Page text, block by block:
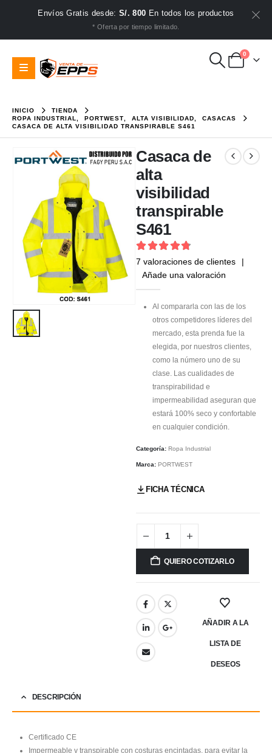
Envíos Gratis desde:S/. 800 En todos los productos
* Oferta por tiempo limitado.
0
INICIO
TIENDA
ROPA INDUSTRIAL
PORTWEST ALTA VISIBILIDAD
CASACAS
CASACA DE ALTA VISIBILIDAD TRANSPIRABLE S461
Casaca de
alta
visibilidad
transpirable
S461
4.86out of 5
7 valoraciones de clientes
|
Añade una valoración
Al compararla con las de los
otros competidores líderes del
mercado, esta prenda fue la
elegida, por nuestros clientes,
como la número uno de su
clase. Las cualidades de
transpirabilidad e
impermeabilidad aseguran que
estará 100% seco y confortable
en cualquier condición.
Categoría: Ropa Industrial
Marca: PORTWEST
FICHA TÉCNICA
QUIERO COTIZARLO
AÑADIR A LA
LISTA DE
DESEOS
DESCRIPCIÓN
Certificado CE
Impermeable y transpirable con costuras encintadas, para evitar la